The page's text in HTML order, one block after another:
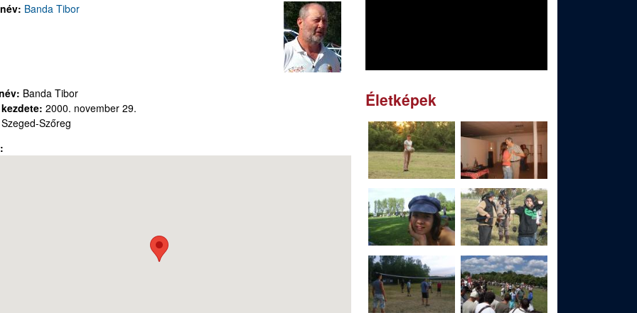
Banda Tibor
Banda Tibor
2000. november 29.
Szeged-Szőreg
Életképek